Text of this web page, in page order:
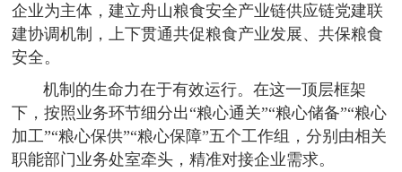
企业为主体，建立舟山粮食安全产业链供应链党建联
建协调机制，上下贯通共促粮食产业发展、共保粮食
安全。
机制的生命力在于有效运行。在这一顶层框架
下，按照业务环节细分出“粮心通关”“粮心储备”“粮心
加工”“粮心保供”“粮心保障”五个工作组，分别由相关
职能部门业务处室牵头，精准对接企业需求。